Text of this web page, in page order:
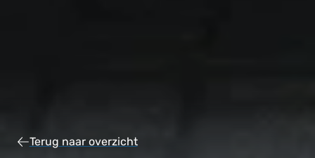
Terug naar overzicht